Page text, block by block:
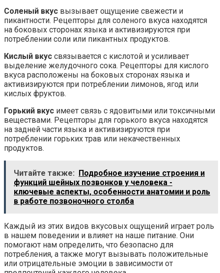
Соленый вкус вызывает ощущение свежести и
пикантности. Рецепторы для соленого вкуса находятся
на боковых сторонах языка и активизируются при
потреблении соли или пикантных продуктов.
Кислый вкус связывается с кислотой и усиливает
выделение желудочного сока. Рецепторы для кислого
вкуса расположены на боковых сторонах языка и
активизируются при потреблении лимонов, ягод или
кислых фруктов.
Горький вкус имеет связь с ядовитыми или токсичными
веществами. Рецепторы для горького вкуса находятся
на задней части языка и активизируются при
потреблении горьких трав или некачественных
продуктов.
Читайте также: Подробное изучение строения и
функций шейных позвонков у человека -
ключевые аспекты, особенности анатомии и роль
в работе позвоночного столба
Каждый из этих видов вкусовых ощущений играет роль
в нашем поведении и влияет на наше питание. Они
помогают нам определить, что безопасно для
потребления, а также могут вызывать положительные
или отрицательные эмоции в зависимости от